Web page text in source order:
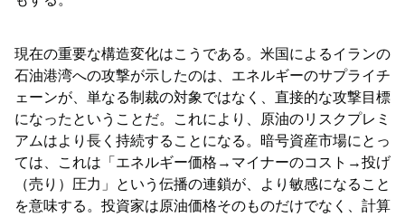
現在の重要な構造変化はこうである。米国によるイランの
石油港湾への攻撃が示したのは、エネルギーのサプライチ
ェーンが、単なる制裁の対象ではなく、直接的な攻撃目標
になったということだ。これにより、原油のリスクプレミ
アムはより長く持続することになる。暗号資産市場にとっ
ては、これは「エネルギー価格→マイナーのコスト→投げ
（売り）圧力」という伝播の連鎖が、より敏感になること
を意味する。投資家は原油価格そのものだけでなく、計算